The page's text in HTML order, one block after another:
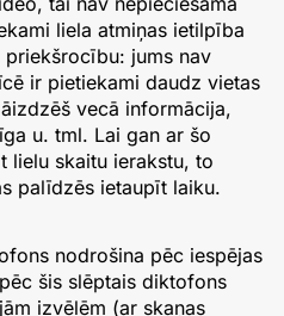
liela atmiņas ietilpība
jums nav
ir pietiekami daudz vietas
vecā informācija,
u. tml. Lai gan ar šo
lielu skaitu ierakstu, to
palīdzēs ietaupīt laiku.
nodrošina pēc iespējas
šis slēptais diktofons
izvēlēm (ar skaņas